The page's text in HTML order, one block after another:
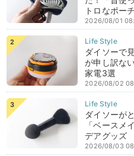
トロなポーチ
2026/08/01
ダイソーで
が申し訳な
家電3選
2026/08/02
ダイソーが
「ベースメ
デアグッズ
2026/08/03